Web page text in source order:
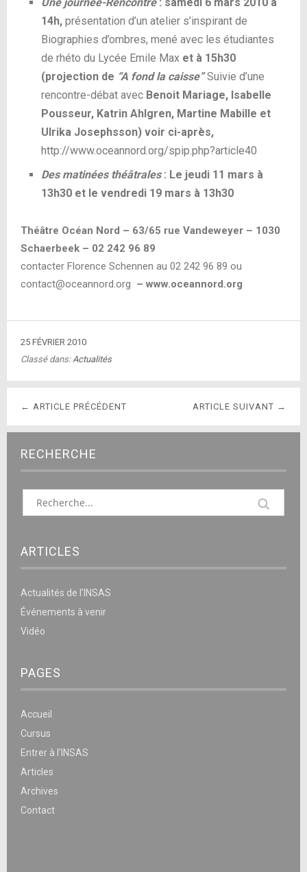
14h, présentation d’un atelier s’inspirant de
Biographies d’ombres, mené avec les étudiantes
de rhéto du Lycée Emile Max et à 15h30
(projection de “A fond la caisse”Suivie d’une
rencontre-débat avec Benoit Mariage, Isabelle
Pousseur, Katrin Ahlgren, Martine Mabille et
Ulrika Josephsson) voir ci-après,
http://www.oceannord.org/spip.php?article40
Des matinées théâtrales : Le jeudi 11 mars à
13h30 et le vendredi 19 mars à 13h30
Théâtre Océan Nord – 63/65 rue Vandeweyer – 1030
Schaerbeek – 02 242 96 89
contacter Florence Schennen au 02 242 96 89 ou
contact@oceannord.org – www.oceannord.org
25 FÉVRIER 2010
Classé dans: Actualités
ARTICLE SUIVANT →
← ARTICLE PRÉCÉDENT
RECHERCHE
ARTICLES
Actualités de l’INSAS
Événements à venir
Vidéo
PAGES
Accueil
Cursus
Entrer à l’INSAS
Articles
Archives
Contact